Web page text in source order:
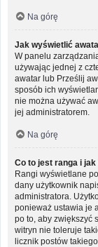
Na górę
Jak wyświetlić
W panelu
używając jednej z
awatar lub Prześlij
sposób ich
nie można używać
jej administratorem.
Na górę
Co to jest ranga i
Rangi wyświetlane
dany użytkownik
administratora.
ponieważ ustawia je
po to, aby zwiększyć
witryn nie toleruje
licznik postów